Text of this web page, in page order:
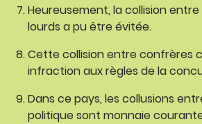
Heureusement, la collision entre
lourds a pu être évitée.
Cette collision entre confrères
infraction aux règles de la
Dans ce pays, les collusions
politique sont monnaie